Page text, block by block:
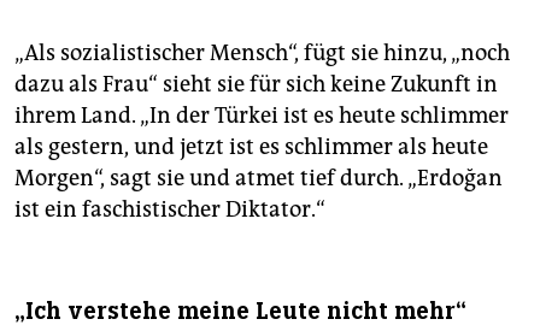
„Als sozialistischer Mensch“, fügt sie hinzu, „noch
dazu als Frau“ sieht sie für sich keine Zukunft in
ihrem Land. „In der Türkei ist es heute schlimmer
als gestern, und jetzt ist es schlimmer als heute
Morgen“, sagt sie und atmet tief durch. „Erdoğan
ist ein faschistischer Diktator.“
„Ich verstehe meine Leute nicht mehr“